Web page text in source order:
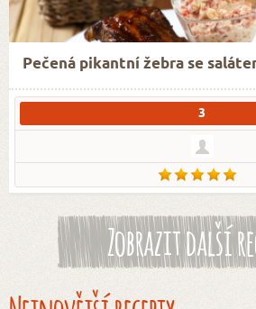
Pečená pikantní žebra se
3
Zobrazit další